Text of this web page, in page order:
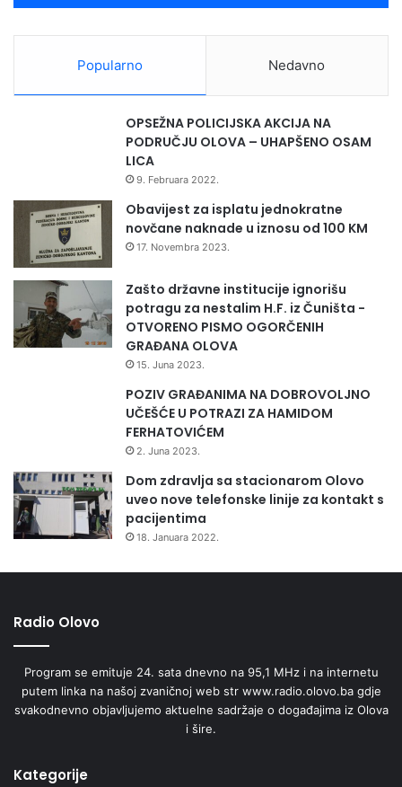
Popularno Nedavno
OPSEŽNA POLICIJSKA AKCIJA NA
PODRUČJU OLOVA – UHAPŠENO OSAM
LICA
9. Februara 2022.
Obavijest za isplatu jednokratne
novčane naknade u iznosu od 100 KM
17. Novembra 2023.
Zašto državne institucije ignorišu
potragu za nestalim H.F. iz Čuništa -
OTVORENO PISMO OGORČENIH
GRAĐANA OLOVA
15. Juna 2023.
POZIV GRAĐANIMA NA DOBROVOLJNO
UČEŠĆE U POTRAZI ZA HAMIDOM
FERHATOVIĆEM
2. Juna 2023.
Dom zdravlja sa stacionarom Olovo
uveo nove telefonske linije za kontakt s
pacijentima
18. Januara 2022.
Radio Olovo
Program se emituje 24. sata dnevno na 95,1 MHz i na internetu
putem linka na našoj zvaničnoj web str www.radio.olovo.ba gdje
svakodnevno objavljujemo aktuelne sadržaje o događajima iz Olova
i šire.
Kategorije